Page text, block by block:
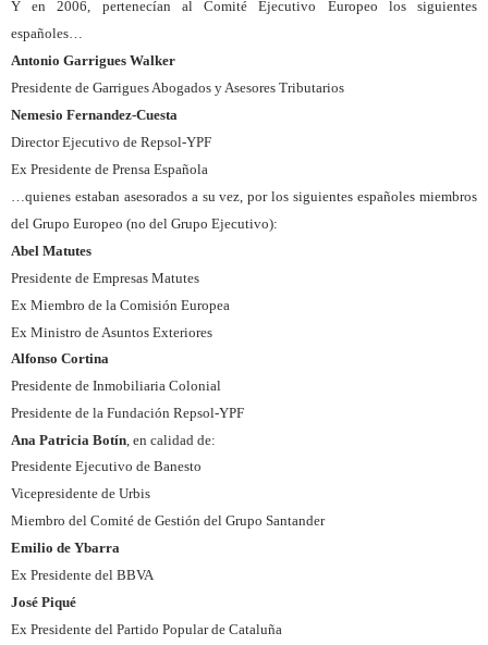
Y en 2006, pertenecían al Comité Ejecutivo Europeo los siguientes
españoles…
Antonio Garrigues Walker
Presidente de Garrigues Abogados y Asesores Tributarios
Nemesio Fernandez-Cuesta
Director Ejecutivo de Repsol-YPF
Ex Presidente de Prensa Española
…quienes estaban asesorados a su vez, por los siguientes españoles miembros
del Grupo Europeo (no del Grupo Ejecutivo):
Abel Matutes
Presidente de Empresas Matutes
Ex Miembro de la Comisión Europea
Ex Ministro de Asuntos Exteriores
Alfonso Cortina
Presidente de Inmobiliaria Colonial
Presidente de la Fundación Repsol-YPF
Ana Patricia Botín, en calidad de:
Presidente Ejecutivo de Banesto
Vicepresidente de Urbis
Miembro del Comité de Gestión del Grupo Santander
Emilio de Ybarra
Ex Presidente del BBVA
José Piqué
Ex Presidente del Partido Popular de Cataluña